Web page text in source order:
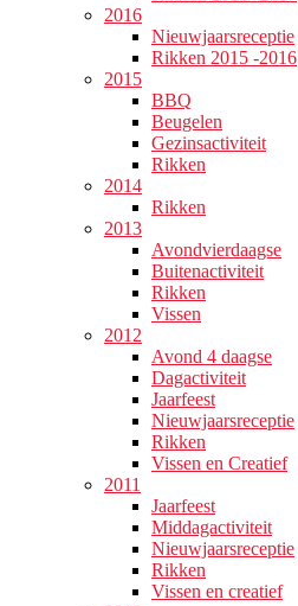
2016
Nieuwjaarsreceptie
Rikken 2015 -2016
2015
BBQ
Beugelen
Gezinsactiviteit
Rikken
2014
Rikken
2013
Avondvierdaagse
Buitenactiviteit
Rikken
Vissen
2012
Avond 4 daagse
Dagactiviteit
Jaarfeest
Nieuwjaarsreceptie
Rikken
Vissen en Creatief
2011
Jaarfeest
Middagactiviteit
Nieuwjaarsreceptie
Rikken
Vissen en creatief